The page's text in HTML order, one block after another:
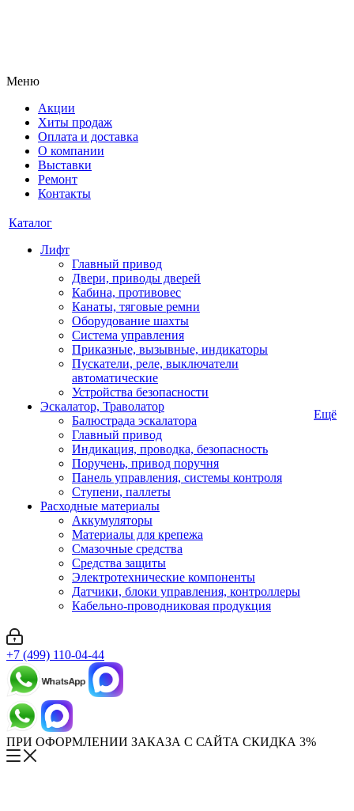
Меню
Акции
Хиты продаж
Оплата и доставка
О компании
Выставки
Ремонт
Контакты
Каталог
Лифт
Главный привод
Двери, приводы дверей
Кабина, противовес
Канаты, тяговые ремни
Оборудование шахты
Система управления
Приказные, вызывные, индикаторы
Пускатели, реле, выключатели
автоматические
Устройства безопасности
Эскалатор, Траволатор
Балюстрада эскалатора
Главный привод
Индикация, проводка, безопасность
Поручень, привод поручня
Панель управления, системы контроля
Ступени, паллеты
Расходные материалы
Аккумуляторы
Материалы для крепежа
Смазочные средства
Средства защиты
Электротехнические компоненты
Датчики, блоки управления, контроллеры
Кабельно-проводниковая продукция
Ещё
+7 (499) 110-04-44
ПРИ ОФОРМЛЕНИИ ЗАКАЗА С САЙТА СКИДКА 3%